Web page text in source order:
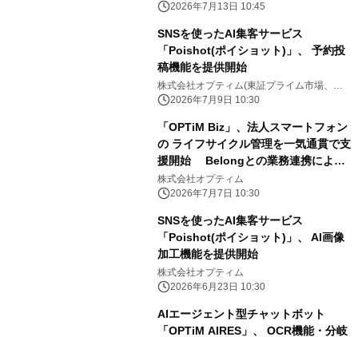
かかる工数を削減～
2026年7月13日 10:45
SNSを使ったAI集客サービス
「Poishot(ポイショット)」、 予約投
稿機能を提供開始
株式会社オプティム(東証プライム市場、コ
ード：3694)
2026年7月9日 10:30
「OPTiM Biz」、法人スマートフォン
の ライフサイクル管理を一気通貫で支
援開始 Belongとの業務連携によ
り、セキュアな売却・処分への シーム
レスな導線を提供
株式会社オプティム
2026年7月7日 10:30
SNSを使ったAI集客サービス
「Poishot(ポイショット)」、 AI画像
加工機能を提供開始
株式会社オプティム
2026年6月23日 10:30
AIエージェント型チャットボット
「OPTiM AIRES」、 OCR機能・分岐